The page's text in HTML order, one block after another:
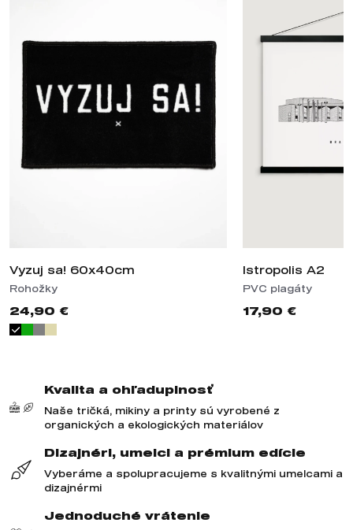
Vyzuj sa! 60x40cm
Rohožky
24,90 €
Istropolis A2
PVC plagáty
17,90 €
Kvalita a ohľaduplnosť
Naše tričká, mikiny a printy sú vyrobené z
organických a ekologických materiálov
Dizajnéri, umelci a prémium edície
Vyberáme a spolupracujeme s kvalitnými umelcami a
dizajnérmi
Jednoduché vrátenie